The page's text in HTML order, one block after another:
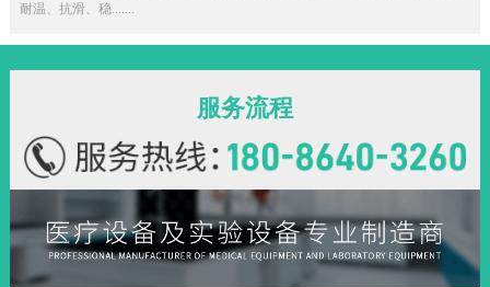
耐温、抗滑、稳.......
服务流程